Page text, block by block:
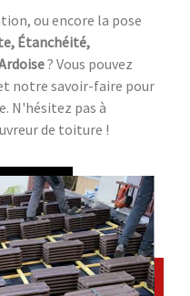
ou encore la pose
Étanchéité,
? Vous pouvez
notre savoir-faire pour
N'hésitez pas à
de toiture !